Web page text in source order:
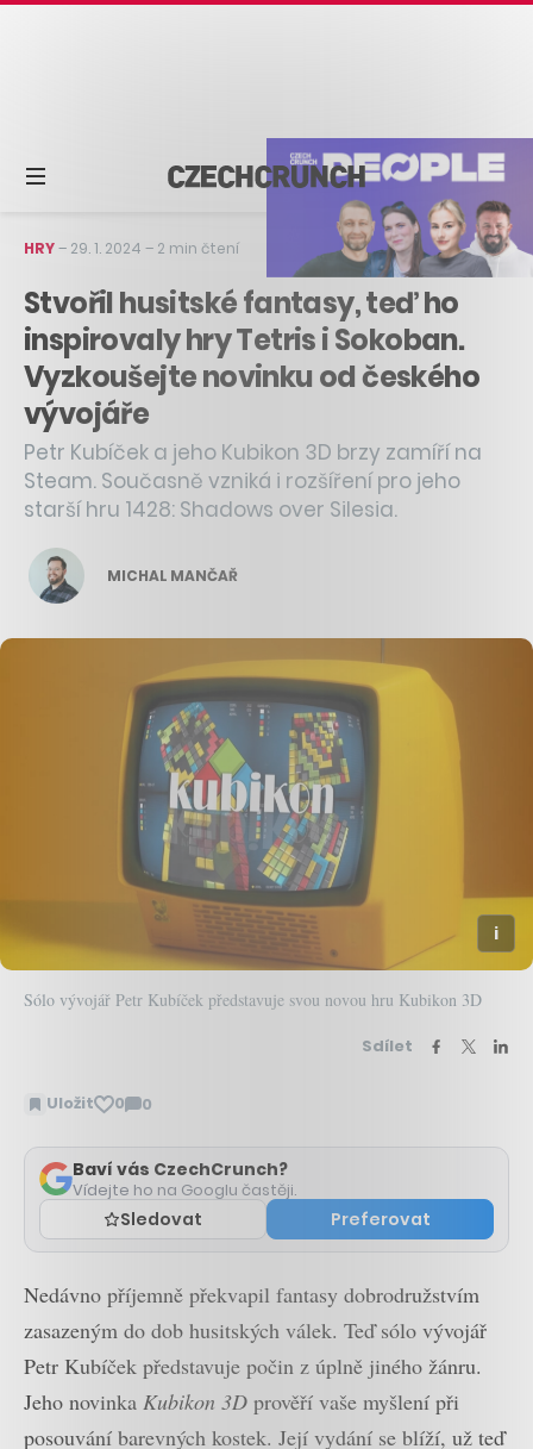
HRY– 29. 1. 2024 – 2 min čtení
Stvořil husitské fantasy, teď ho
inspirovaly hry Tetris i Sokoban.
Vyzkoušejte novinku od českého
vývojáře
Petr Kubíček a jeho Kubikon 3D brzy zamíří na
Steam. Současně vzniká i rozšíření pro jeho
starší hru 1428: Shadows over Silesia.
MICHAL MANČAŘ
Sólo vývojář Petr Kubíček představuje svou novou hru Kubikon 3D
Sdílet
Uložit 0 0
Zobrazit
Baví vás CzechCrunch?
Vídejte ho na Googlu častěji.
Sledovat Preferovat
Nedávno příjemně překvapil fantasy dobrodružstvím
zasazeným do dob husitských válek. Teď sólo vývojář
Petr Kubíček představuje počin z úplně jiného žánru.
Jeho novinka Kubikon 3D prověří vaše myšlení při
posouvání barevných kostek. Její vydání se blíží, už teď